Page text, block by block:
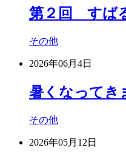
第２回 すば
その他
2026年06月4日
暑くなってき
その他
2026年05月12日